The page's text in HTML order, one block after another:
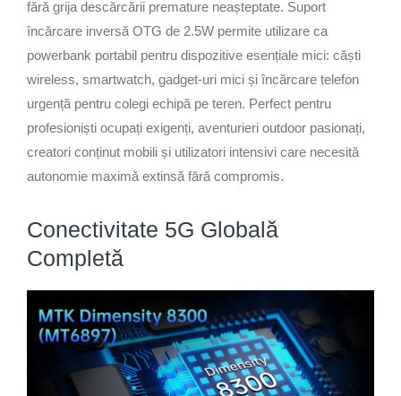
fără grija descărcării premature neașteptate. Suport
încărcare inversă OTG de 2.5W permite utilizare ca
powerbank portabil pentru dispozitive esențiale mici: căști
wireless, smartwatch, gadget-uri mici și încărcare telefon
urgență pentru colegi echipă pe teren. Perfect pentru
profesioniști ocupați exigenți, aventurieri outdoor pasionați,
creatori conținut mobili și utilizatori intensivi care necesită
autonomie maximă extinsă fără compromis.
Conectivitate 5G Globală
Completă